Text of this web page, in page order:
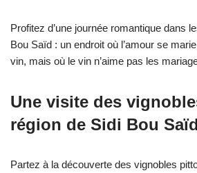
Profitez d’une journée romantique dans
Bou Saïd : un endroit où l’amour se
vin, mais où le vin n’aime pas les
Une visite des
région de Sidi Bou Saïd
Partez à la découverte des vignobles